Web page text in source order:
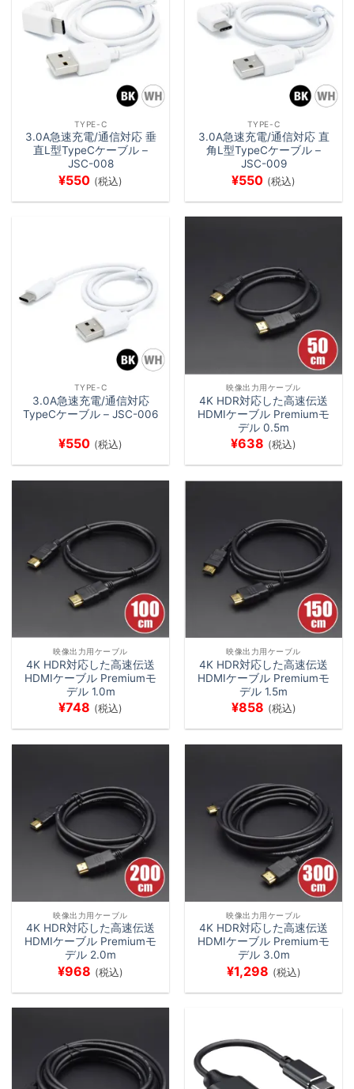
TYPE-C
3.0A急速充電/通信対応 垂
直L型TypeCケーブル –
JSC-008
¥550 (税込)
TYPE-C
3.0A急速充電/通信対応 直
角L型TypeCケーブル –
JSC-009
¥550 (税込)
TYPE-C
3.0A急速充電/通信対応
TypeCケーブル – JSC-006
¥550 (税込)
映像出力用ケーブル
4K HDR対応した高速伝送
HDMIケーブル Premiumモ
デル 0.5m
¥638 (税込)
映像出力用ケーブル
4K HDR対応した高速伝送
HDMIケーブル Premiumモ
デル 1.0m
¥748 (税込)
映像出力用ケーブル
4K HDR対応した高速伝送
HDMIケーブル Premiumモ
デル 1.5m
¥858 (税込)
映像出力用ケーブル
4K HDR対応した高速伝送
HDMIケーブル Premiumモ
デル 2.0m
¥968 (税込)
映像出力用ケーブル
4K HDR対応した高速伝送
HDMIケーブル Premiumモ
デル 3.0m
¥1,298 (税込)